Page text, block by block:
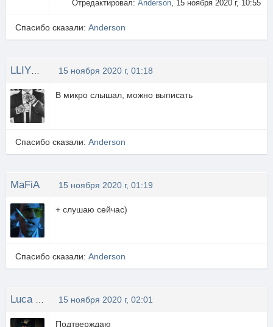
Отредактировал: Anderson, 15 ноября 2020 г, 10:55
Спасибо сказали: Anderson
15 ноября 2020 г, 01:18
В микро слышал, можно выписать
Спасибо сказали: Anderson
MaFiA 15 ноября 2020 г, 01:19
+ слушаю сейчас)
Спасибо сказали: Anderson
15 ноября 2020 г, 02:01
Подтверждаю